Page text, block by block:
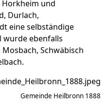
und
Durlach,
eine selbständige
wurde ebenfalls
Schwäbisch
Gemeinde Heilbronn 1888